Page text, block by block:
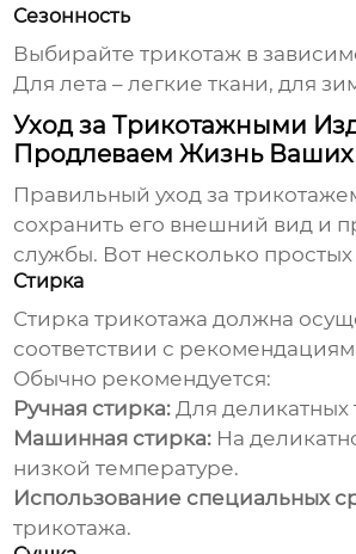
Сезонность
Выбирайте трикотаж в
Для лета – легкие ткани, для
Уход за Трикотажными
Продлеваем Жизнь
Правильный уход за
сохранить его внешний вид и
службы. Вот несколько
Стирка
Стирка трикотажа должна
соответствии с
Обычно рекомендуется:
Ручная стирка: Для деликатных
Машинная стирка: На
низкой температуре.
Использование специальных
трикотажа.